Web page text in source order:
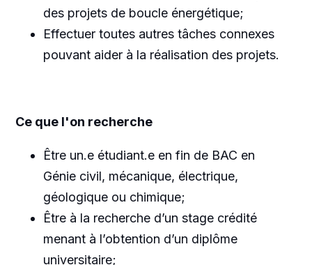
des projets de boucle énergétique;
Effectuer toutes autres tâches connexes
pouvant aider à la réalisation des projets.
Ce que l'on recherche
Être un.e étudiant.e en fin de BAC en
Génie civil, mécanique, électrique,
géologique ou chimique;
Être à la recherche d’un stage crédité
menant à l’obtention d’un diplôme
universitaire;